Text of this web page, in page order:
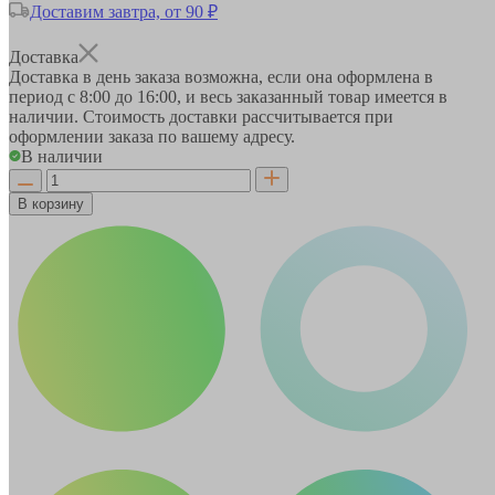
Доставим завтра, от 90 ₽
Доставка
Доставка в день заказа возможна, если она оформлена в
период с 8:00 до 16:00, и весь заказанный товар имеется в
наличии. Стоимость доставки рассчитывается при
оформлении заказа по вашему адресу.
В наличии
В корзину